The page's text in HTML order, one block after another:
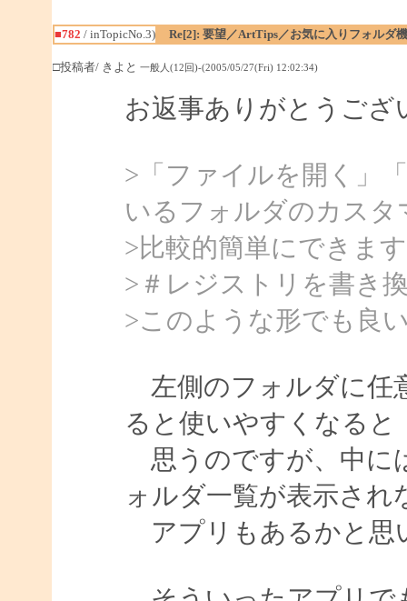
■782 / inTopicNo.3) Re[2]: 要望／ArtTips／お気に入りフォルダ
□投稿者/ きよと 一般人(12回)-(2005/05/27(Fri) 12:02:34)
お返事ありがとうござ
>「ファイルを開く」
いるフォルダのカスタ
>比較的簡単にできま
>＃レジストリを書き
>このような形でも良
左側のフォルダに任
ると使いやすくなると
思うのですが、中に
ォルダ一覧が表示され
アプリもあるかと思